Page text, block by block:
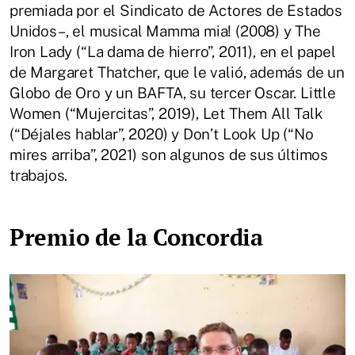
premiada por el Sindicato de Actores de Estados
Unidos–, el musical Mamma mia! (2008) y The
Iron Lady (“La dama de hierro”, 2011), en el papel
de Margaret Thatcher, que le valió, además de un
Globo de Oro y un BAFTA, su tercer Oscar. Little
Women (“Mujercitas”, 2019), Let Them All Talk
(“Déjales hablar”, 2020) y Don’t Look Up (“No
mires arriba”, 2021) son algunos de sus últimos
trabajos.
Premio de la Concordia